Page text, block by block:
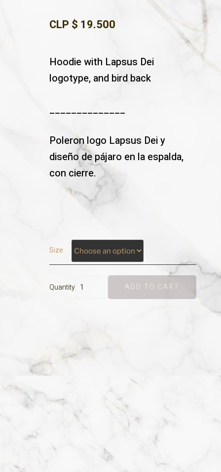
CLP $ 19.500
Hoodie with Lapsus Dei
logotype, and bird back
______________
Poleron logo Lapsus Dei y
diseño de pájaro en la espalda,
con cierre.
Size
Quantity ADD TO CART